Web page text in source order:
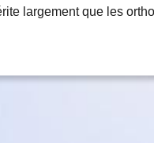
largement que les